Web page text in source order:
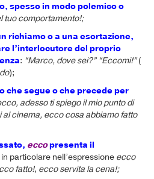
spesso in modo polemico o
tuo comportamento!;
richiamo o a una esortazione,
l’interlocutore del proprio
: “Marco, dove sei?” “Eccomi!”(
);
che segue o che precede per
adesso ti spiego il mio punto di
al cinema, ecco cosa abbiamo fatto
eccopresenta il
in particolare nell’espressione ecco
fatto!, ecco servita la cena!;